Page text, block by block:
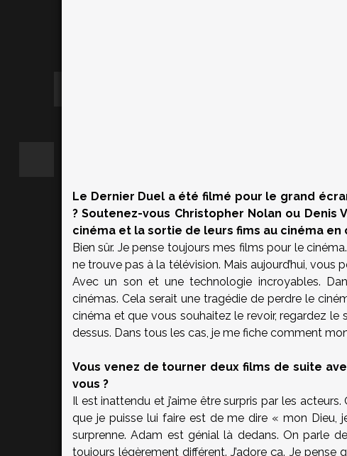
Le Dernier Duel a été filmé pour le grand
? Soutenez-vous Christopher Nolan ou
cinéma et la sortie de leurs fims au cinéma
Bien sûr. Je pense toujours mes films pour le
ne trouve pas à la télévision. Mais aujourd’hui,
Avec un son et une technologie incroyables.
cinémas. Cela serait une tragédie de perdre le
cinéma et que vous souhaitez le revoir, regardez le
dessus. Dans tous les cas, je me fiche comment
Vous venez de tourner deux films de suite
vous ?
Il est inattendu et j’aime être surpris par les
que je puisse lui faire est de me dire « mon Dieu,
surprenne. Adam est génial là dedans. On parle
toujours légèrement différent. J’adore ça. Je